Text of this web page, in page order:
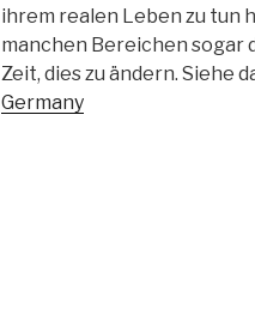
ihrem realen Leben zu tun
manchen Bereichen sogar
Zeit, dies zu ändern. Siehe
Germany